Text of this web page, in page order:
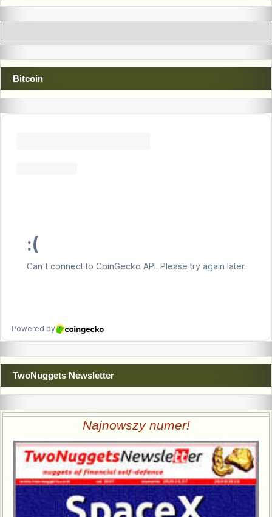
Bitcoin
TwoNuggets Newsletter
Najnowszy numer!